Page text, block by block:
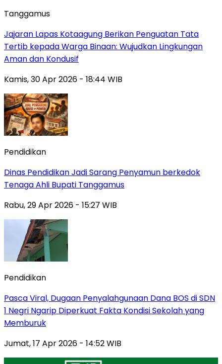
Tanggamus
Jajaran Lapas Kotaagung Berikan Penguatan Tata
Tertib kepada Warga Binaan: Wujudkan Lingkungan
Aman dan Kondusif
Kamis, 30 Apr 2026 - 18:44 WIB
Pendidikan
Dinas Pendidikan Jadi Sarang Penyamun berkedok
Tenaga Ahli Bupati Tanggamus
Rabu, 29 Apr 2026 - 15:27 WIB
Pendidikan
Pasca Viral, Dugaan Penyalahgunaan Dana BOS di SDN
1 Negri Ngarip Diperkuat Fakta Kondisi Sekolah yang
Memburuk
Jumat, 17 Apr 2026 - 14:52 WIB